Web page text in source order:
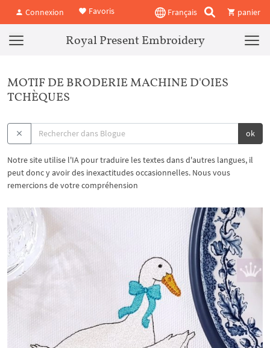
Connexion Favoris Français panier
Royal Present Embroidery
MOTIF DE BRODERIE MACHINE D'OIES
TCHÈQUES
ok
Notre site utilise l'IA pour traduire les textes dans d'autres langues, il
peut donc y avoir des inexactitudes occasionnelles. Nous vous
remercions de votre compréhension